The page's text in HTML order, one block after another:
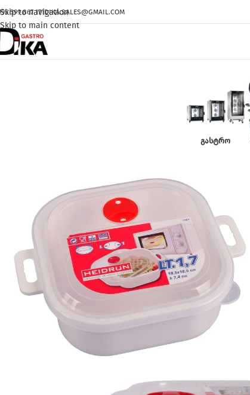
Skip to navigation
Skip to main content
599 867 171DIKA.SALES@GMAIL.COM
ᲒᲐᲡᲢᲠᲝ